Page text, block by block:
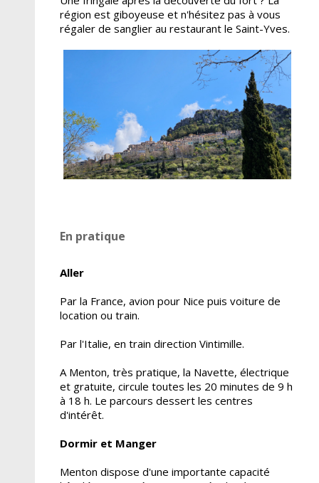
région est giboyeuse et n'hésitez pas à vous
régaler de sanglier au restaurant le Saint-Yves.
En pratique
Aller
Par la France, avion pour Nice puis voiture de
location ou train.
Par l'Italie, en train direction Vintimille.
A Menton, très pratique, la Navette, électrique
et gratuite, circule toutes les 20 minutes de 9 h
à 18 h. Le parcours dessert les centres
d'intérêt.
Dormir et Manger
Menton dispose d'une importante capacité